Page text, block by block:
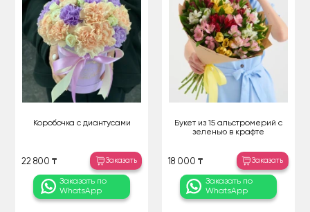
Коробочка с диантусами
22 800 ₸ Заказать
Заказать по
WhatsApp
Букет из 15 альстромерий с
зеленью в крафте
18 000 ₸ Заказать
Заказать по
WhatsApp